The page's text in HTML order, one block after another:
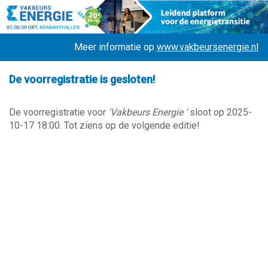
Meer informatie op www.vakbeursenergie.nl
De voorregistratie is gesloten!
De voorregistratie voor 'Vakbeurs Energie ' sloot op 2025-
10-17 18:00. Tot ziens op de volgende editie!